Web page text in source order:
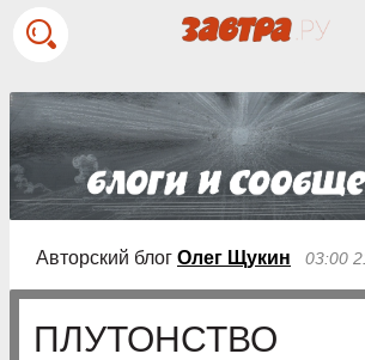
Авторский блог Олег Щукин 03:00
ПЛУТОНСТВО